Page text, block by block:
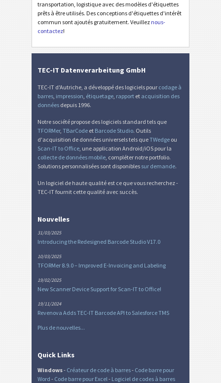
I Étiquettes d'inventaire
€ Mandat SEPA
₣ QR-facture suisse
D Diverse
transportation, logistique avec des modèles d'étiquettes
prêts à être utilisés. Des conceptions d'étiquettes d'intérêt
commun sont ajoutés gratuitement. Veuillez nous-
contactez!
TEC-IT Datenverarbeitung GmbH
TEC-IT d'Autriche, a développé des logiciels pour codage à
barres, impression, étiquetage, rapport et acquisition des
données depuis 1996.
Notre société propose des logiciels standard tels que
TFORMer, TBarCode et Barcode Studio. Outils
d'acquisition de données universels tels queTWedge ou
Scan-IT to Office, une application Android/iOS pour la
collecte de données mobile, compléter notre portfolio.
Solutions personnalisées sont disponibles sur demande.
Un logiciel de haute qualité est ce que vous recherchez -
TEC-IT fournit cette qualité avec succès.
Nouvelles
31/03/2025
Introducing the Redesigned Barcode Studio V17.0
10/03/2025
TFORMer 8.9.0 – Improved E-Invoicing and Labeling
19/02/2025
New Scanner Device Support for Scan-IT to Office!
19/11/2024
Revenova Adds TEC-IT Barcode API to Salesforce TMS
Plus de nouvelles...
Quick Links
Windows- Créateur de code à barres- Code barre pour
Word - Code barre pour Excel- Logiciel de codes à barres